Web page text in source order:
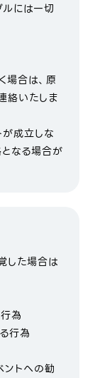
ルには一切
場合は、原
絡いたしま
が成立しな
なる場合が
した場合は
為
行為
ントへの勧